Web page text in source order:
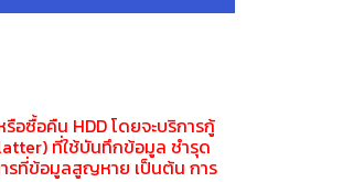
อซื้อคืน HDD โดยจะบริการกู้
ที่ใช้บันทึกข้อมูล ชำรุด
รที่ข้อมูลสูญหาย เป็นต้น การ